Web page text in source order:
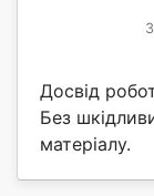
Досвід
Без
матеріалу.